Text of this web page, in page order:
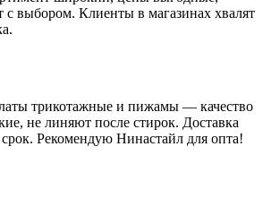
выбором. Клиенты в магазинах хвалят
трикотажные и пижамы — качество
не линяют после стирок. Доставка
Рекомендую Нинастайл для опта!